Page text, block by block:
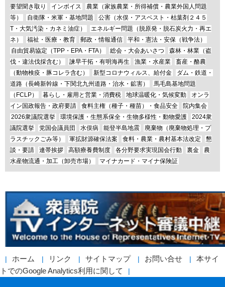
要望聞き取り
インボイス
農業（家族農業・所得補償・農業外国人問題
等）
自衛隊・米軍・基地問題
公害（水俣・アスベスト・枯葉剤２４５
T・大気汚染・カネミ油症）
エネルギー問題（脱原発・脱石炭火力・再エ
ネ）
福祉・医療・教育 郵政・情報通信
平和・憲法・安保（戦争法）
自由貿易協定（TPP・EPA・FTA）
総会・大会あいさつ
森林・林業（盗
伐・違法伐採含む）
諫早干拓・有明海再生 漁業・水産業
畜産・酪農
（動物検疫・豚コレラ含む）
新型コロナウィルス、給付金
ダム・鉄道・
道路（長崎新幹線・下関北九州道路・治水・鉱害）
馬毛島基地問題
（FCLP）
暮らし・雇用と営業・消費税 地球温暖化・気候変動
オンラ
イン国政報告・政府要請
食料主権（種子・種苗）・食品安全
院内集会
2026衆議院選挙
環境保護・生態系保全・生物多様性・動物愛護
2024衆
議院選挙
党国会議員団 水俣病 能登半島地震
廃棄物（廃棄物処理・プ
ラスチックごみ等）
軍拡財源確保法案 食料・農業・農村基本法改定
懇
談・要請
連帯挨拶 高額療養費制度 各分野要求実現国会行動 裏金
農
水産物流通・加工（卸売市場）
マイナカード・マイナ保険証
ホーム リンク サイトマップ お問い合せ
本サイ
トでのGoogle Analytics利用に関して